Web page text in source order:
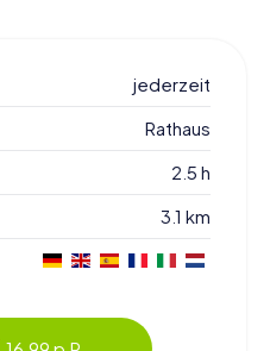
jederzeit
Rathaus
2.5 h
3.1 km